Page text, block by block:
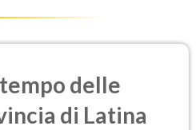
delle
di Latina